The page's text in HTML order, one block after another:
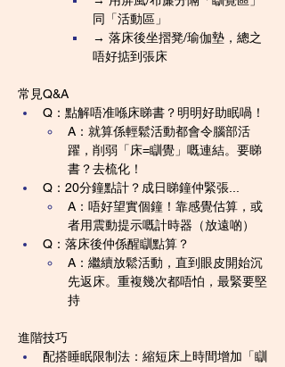
同「活動區」
→ 落床後坐摺凳/瑜伽墊，總之
唔好掂到張床
常見Q&A
Q：點解唔准喺床睇書？明明好助眠喎！
A：就算係輕鬆活動都會令腦部活
躍，削弱「床=瞓覺」嘅連結。要睇
書？去梳化！
Q：20分鐘點計？成日睇鐘仲緊張...
A：唔好望實個鐘！靠感覺估算，或
者用震動提示嘅計時器（放遠啲）
Q：落床後仲係醒瞓點算？
A：繼續放鬆活動，直到眼皮開始沉
先返床。重複幾次都唔怕，最緊要堅
持
進階技巧
配搭睡眠限制法：縮短床上時間增加「瞓